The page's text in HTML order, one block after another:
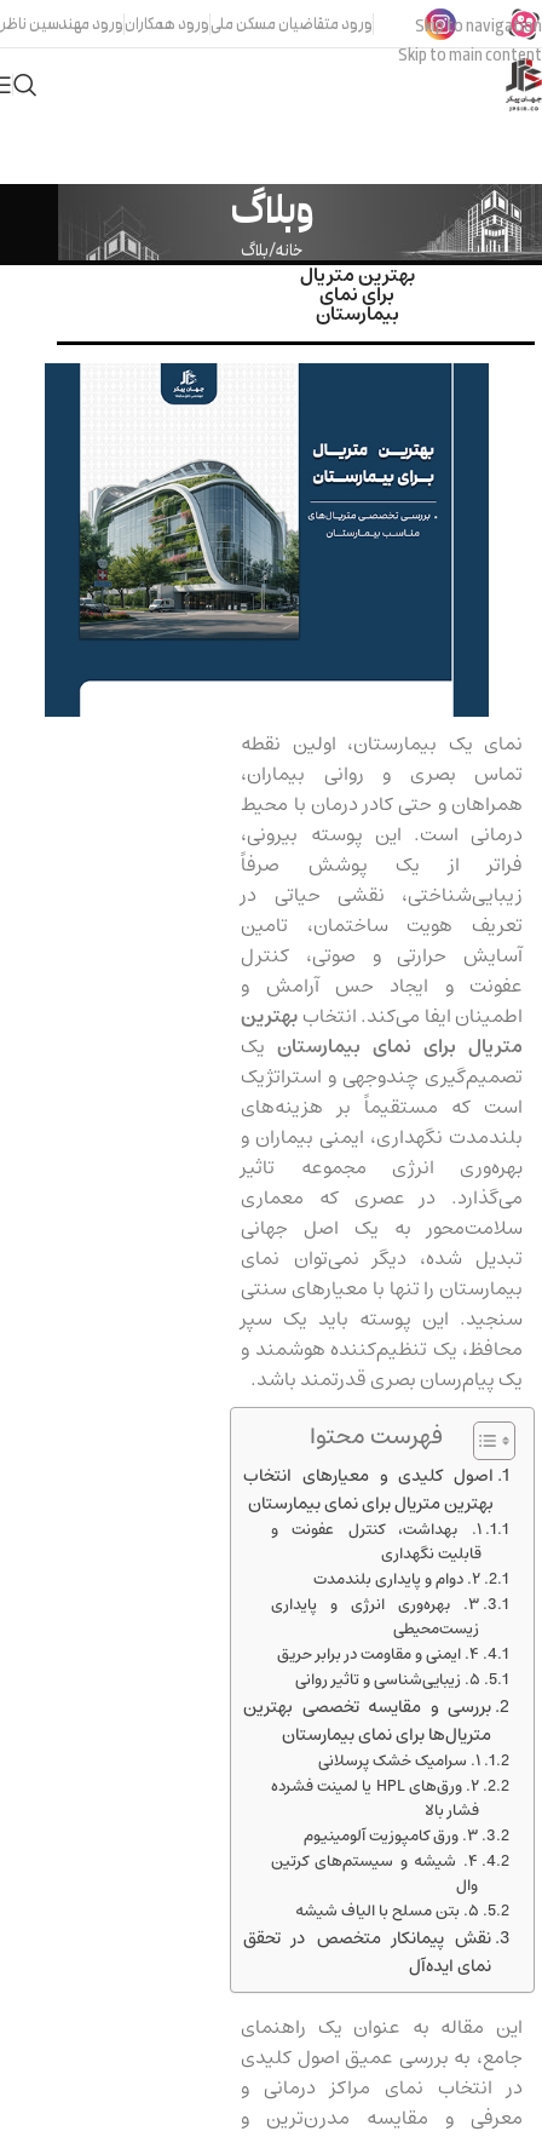
Skip to navigation
Skip to main content
ورود متقاضیان مسکن ملیورود همکارانورود مهندسین ناظر
وبلاگ
خانه بلاگ
بهترین متریال
برای نمای
بیمارستان
نمای یک بیمارستان، اولین نقطه
تماس بصری و روانی بیماران،
همراهان و حتی کادر درمان با محیط
درمانی است. این پوسته بیرونی،
فراتر از یک پوشش صرفاً
زیبایی‌شناختی، نقشی حیاتی در
تعریف هویت ساختمان، تامین
آسایش حرارتی و صوتی، کنترل
عفونت و ایجاد حس آرامش و
اطمینان ایفا می‌کند. انتخاببهترین
متریال برای نمای بیمارستانیک
تصمیم‌گیری چندوجهی و استراتژیک
است که مستقیماً بر هزینه‌های
بلندمدت نگهداری، ایمنی بیماران و
بهره‌وری انرژی مجموعه تاثیر
می‌گذارد. در عصری که معماری
سلامت‌محور به یک اصل جهانی
تبدیل شده، دیگر نمی‌توان نمای
بیمارستان را تنها با معیارهای سنتی
سنجید. این پوسته باید یک سپر
محافظ، یک تنظیم‌کننده هوشمند و
یک پیام‌رسان بصری قدرتمند باشد.
فهرست محتوا
اصول کلیدی و معیارهای انتخاب
بهترین متریال برای نمای بیمارستان
۱. بهداشت، کنترل عفونت و
قابلیت نگهداری
۲. دوام و پایداری بلندمدت
۳. بهره‌وری انرژی و پایداری
زیست‌محیطی
۴. ایمنی و مقاومت در برابر حریق
۵. زیبایی‌شناسی و تاثیر روانی
بررسی و مقایسه تخصصی بهترین
متریال‌ها برای نمای بیمارستان
۱. سرامیک خشک پرسلانی
۲. ورق‌های HPL یا لمینت فشرده
فشار بالا
۳. ورق کامپوزیت آلومینیوم
۴. شیشه و سیستم‌های کرتین
وال
۵. بتن مسلح با الیاف شیشه
نقش پیمانکار متخصص در تحقق
نمای ایده‌آل
این مقاله به عنوان یک راهنمای
جامع، به بررسی عمیق اصول کلیدی
در انتخاب نمای مراکز درمانی و
معرفی و مقایسه مدرن‌ترین و